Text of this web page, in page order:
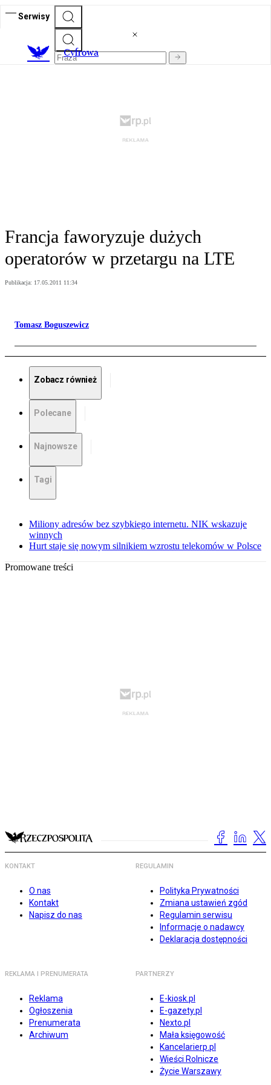
Serwisy
Cyfrowa
Francja faworyzuje dużych
operatorów w przetargu na LTE
Publikacja: 17.05.2011 11:34
Tomasz Boguszewicz
Zobacz również
Polecane
Najnowsze
Tagi
Miliony adresów bez szybkiego internetu. NIK wskazuje
winnych
Hurt staje się nowym silnikiem wzrostu telekomów w Polsce
Promowane treści
KONTAKT
O nas
Kontakt
Napisz do nas
REGULAMIN
Polityka Prywatności
Zmiana ustawień zgód
Regulamin serwisu
Informacje o nadawcy
Deklaracja dostępności
REKLAMA I PRENUMERATA
Reklama
Ogłoszenia
Prenumerata
Archiwum
PARTNERZY
E-kiosk.pl
E-gazety.pl
Nexto.pl
Mała księgowość
Kancelarierp.pl
Wieści Rolnicze
Życie Warszawy